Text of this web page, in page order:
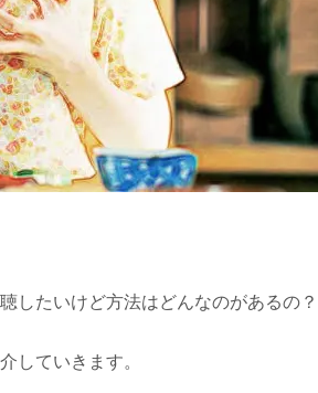
したいけど方法はどんなのがあるの？
していきます。